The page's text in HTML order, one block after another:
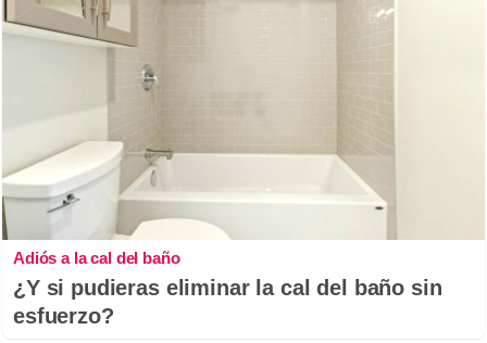
Adiós a la cal del baño
¿Y si pudieras eliminar la cal del baño sin
esfuerzo?